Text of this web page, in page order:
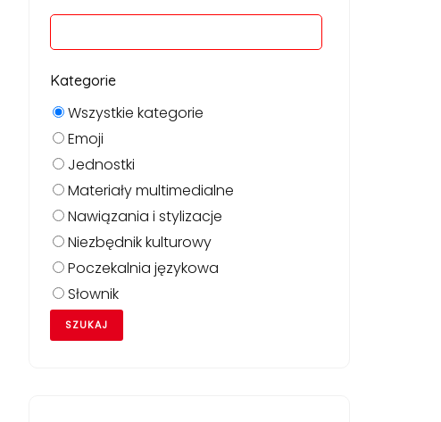
Kategorie
Wszystkie kategorie
Emoji
Jednostki
Materiały multimedialne
Nawiązania i stylizacje
Niezbędnik kulturowy
Poczekalnia językowa
Słownik